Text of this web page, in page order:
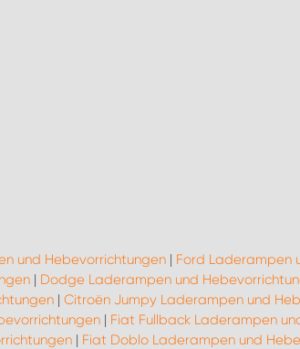
und Hebevorrichtungen | Ford Laderampen
| Dodge Laderampen und
| Citroën Jumpy Laderampen und
| Fiat Fullback Laderampen
| Fiat Doblo Laderampen und